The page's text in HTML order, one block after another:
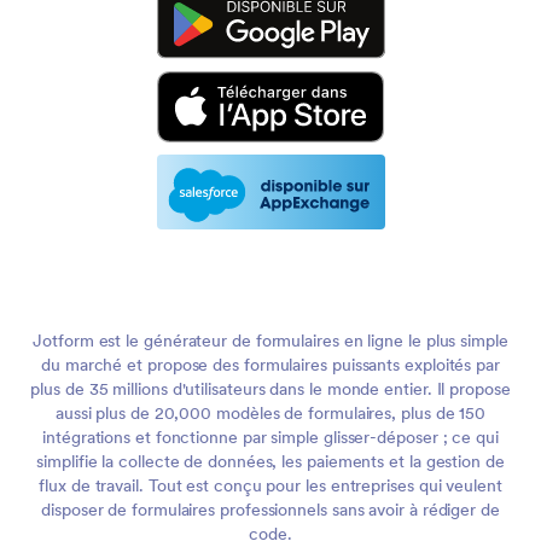
Jotform est le générateur de formulaires en ligne le plus simple
du marché et propose des formulaires puissants exploités par
plus de 35 millions d'utilisateurs dans le monde entier. Il propose
aussi plus de 20,000 modèles de formulaires, plus de 150
intégrations et fonctionne par simple glisser-déposer ; ce qui
simplifie la collecte de données, les paiements et la gestion de
flux de travail. Tout est conçu pour les entreprises qui veulent
disposer de formulaires professionnels sans avoir à rédiger de
code.